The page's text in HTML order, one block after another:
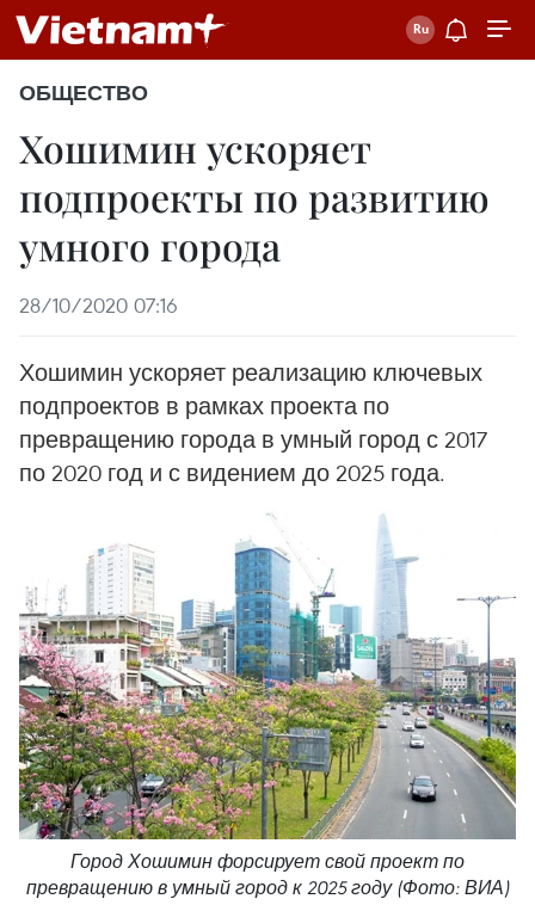
ОБЩЕСТВО
Хошимин ускоряет
подпроекты по развитию
умного города
28/10/2020 07:16
Хошимин ускоряет реализацию ключевых
подпроектов в рамках проекта по
превращению города в умный город с 2017
по 2020 год и с видением до 2025 года.
Город Хошимин форсирует свой проект по
превращению в умный город к 2025 году (Фото: ВИА)